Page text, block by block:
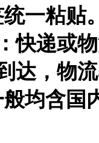
一粘贴。
快递或
达，物
均含国